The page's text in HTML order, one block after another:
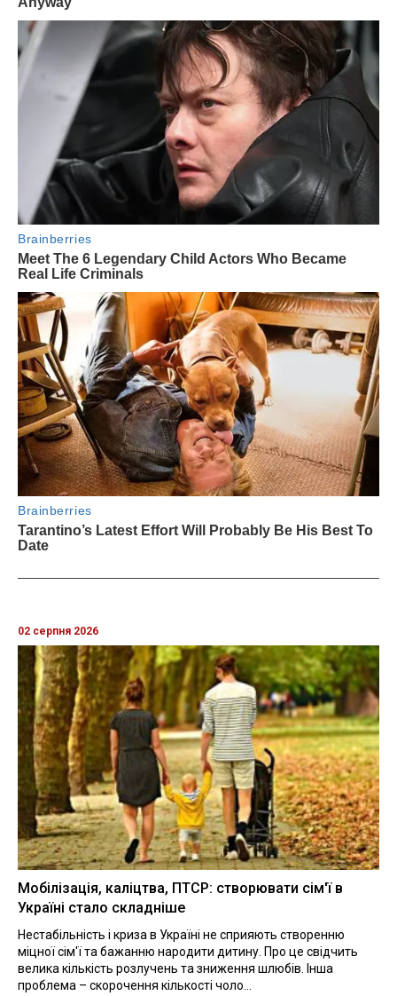
02 серпня 2026
Мобілізація, каліцтва, ПТСР: створювати сім'ї в
Україні стало складніше
Нестабільність і криза в Україні не сприяють створенню
міцної сім'ї та бажанню народити дитину. Про це свідчить
велика кількість розлучень та зниження шлюбів. Інша
проблема – скорочення кількості чоло...